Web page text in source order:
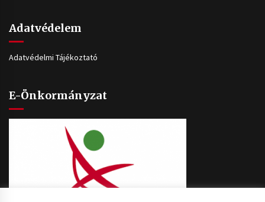
Adatvédelem
Adatvédelmi Tájékoztató
E-Önkormányzat